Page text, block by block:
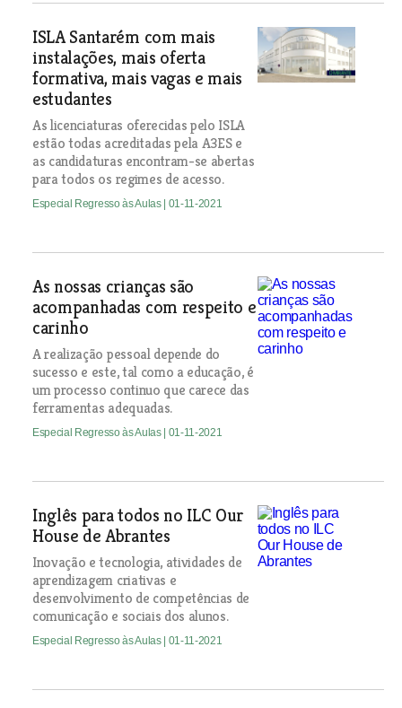
ISLA Santarém com mais
instalações, mais oferta
formativa, mais vagas e mais
estudantes
As licenciaturas oferecidas pelo ISLA
estão todas acreditadas pela A3ES e
as candidaturas encontram-se abertas
para todos os regimes de acesso.
Especial Regresso às Aulas | 01-11-2021
As nossas crianças são
acompanhadas com respeito e
carinho
A realização pessoal depende do
sucesso e este, tal como a educação, é
um processo continuo que carece das
ferramentas adequadas.
Especial Regresso às Aulas | 01-11-2021
Inglês para todos no ILC Our
House de Abrantes
Inovação e tecnologia, atividades de
aprendizagem criativas e
desenvolvimento de competências de
comunicação e sociais dos alunos.
Especial Regresso às Aulas | 01-11-2021